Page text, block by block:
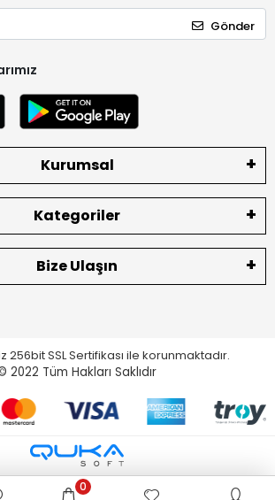
Gönder
Kurumsal
Kategoriler
Bize Ulaşın
256bit SSL Sertifikası ile korunmaktadır.
2022 Tüm Hakları Saklıdır
0